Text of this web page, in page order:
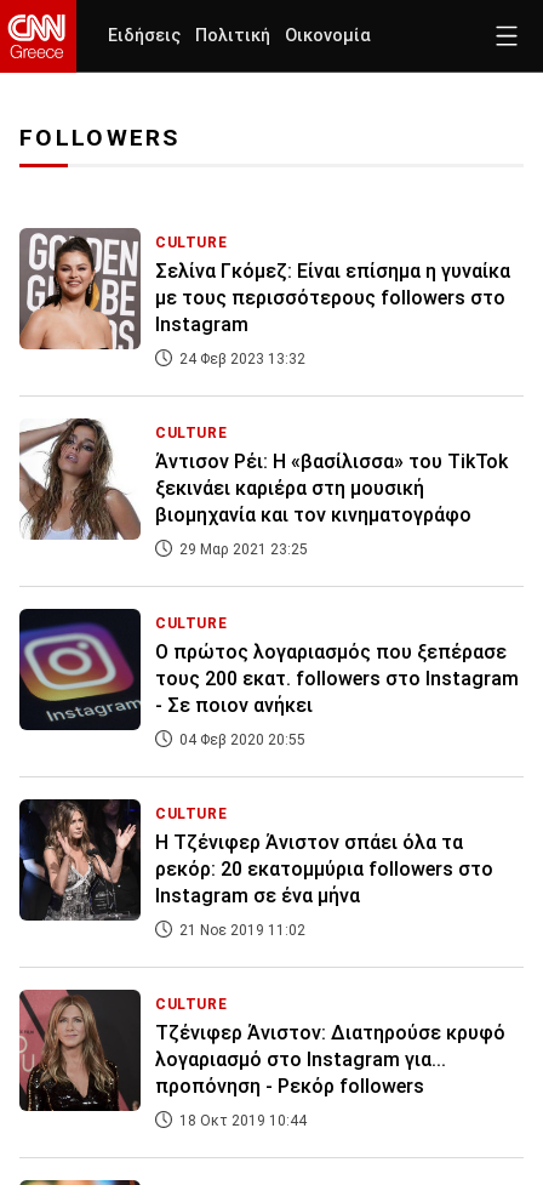
Ειδήσεις Πολιτική Οικονομία
FOLLOWERS
CULTURE
Σελίνα Γκόμεζ: Είναι επίσημα η γυναίκα
με τους περισσότερους followers στο
Instagram
24 Φεβ 2023 13:32
CULTURE
Άντισον Ρέι: Η «βασίλισσα» του TikTok
ξεκινάει καριέρα στη μουσική
βιομηχανία και τον κινηματογράφο
29 Μαρ 2021 23:25
CULTURE
O πρώτος λογαριασμός που ξεπέρασε
τους 200 εκατ. followers στο Instagram
- Σε ποιον ανήκει
04 Φεβ 2020 20:55
CULTURE
H Τζένιφερ Άνιστον σπάει όλα τα
ρεκόρ: 20 εκατομμύρια followers στο
Instagram σε ένα μήνα
21 Νοε 2019 11:02
CULTURE
Τζένιφερ Άνιστον: Διατηρούσε κρυφό
λογαριασμό στο Instagram για...
προπόνηση - Ρεκόρ followers
18 Οκτ 2019 10:44